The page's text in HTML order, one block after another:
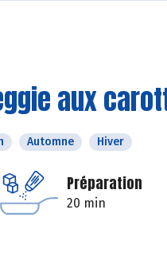
aux
Automne Hiver
Préparation
20 min